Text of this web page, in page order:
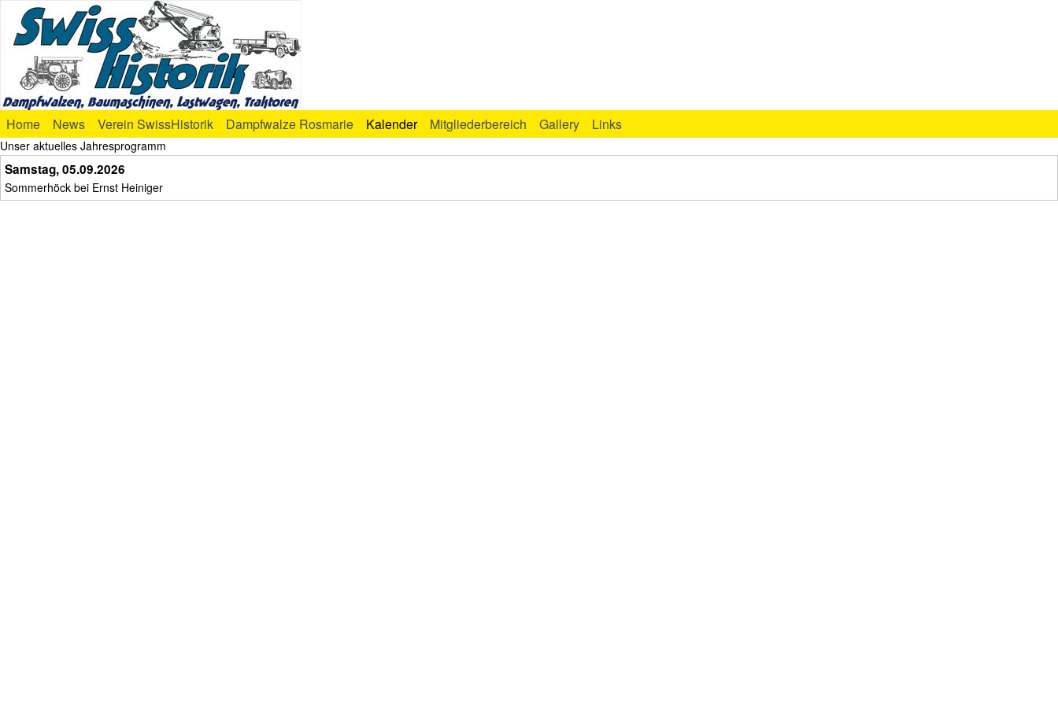
Home News Verein SwissHistorik Dampfwalze Rosmarie Kalender Mitgliederbereich Gallery Links
Unser aktuelles Jahresprogramm
Samstag, 05.09.2026
Sommerhöck bei Ernst Heiniger